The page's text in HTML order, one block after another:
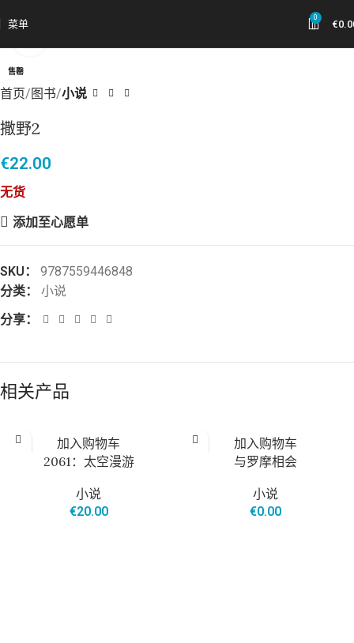
菜单
0
€
售罄
首页 图书 小说
撒野2
€22.00
无货
添加至心愿单
SKU： 9787559446848
分类：
小说
分享：
相关产品
加入购物车
2061：太空漫游
小说
€20.00
加入购物车
与罗摩相会
小说
€0.00